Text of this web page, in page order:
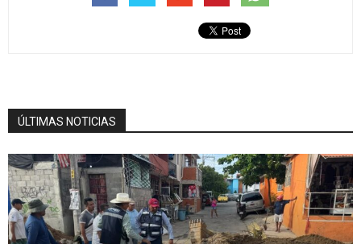
ÚLTIMAS NOTICIAS